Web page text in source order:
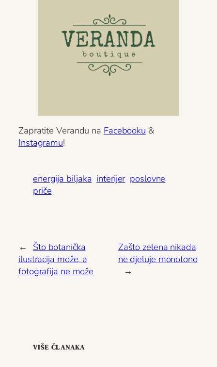
Zapratite Verandu na Facebooku &
Instagramu!
energija biljaka interijer poslovne
priče
← Što botanička
ilustracija može, a
fotografija ne može
Zašto zelena nikada
ne djeluje monotono
→
VIŠE ČLANAKA